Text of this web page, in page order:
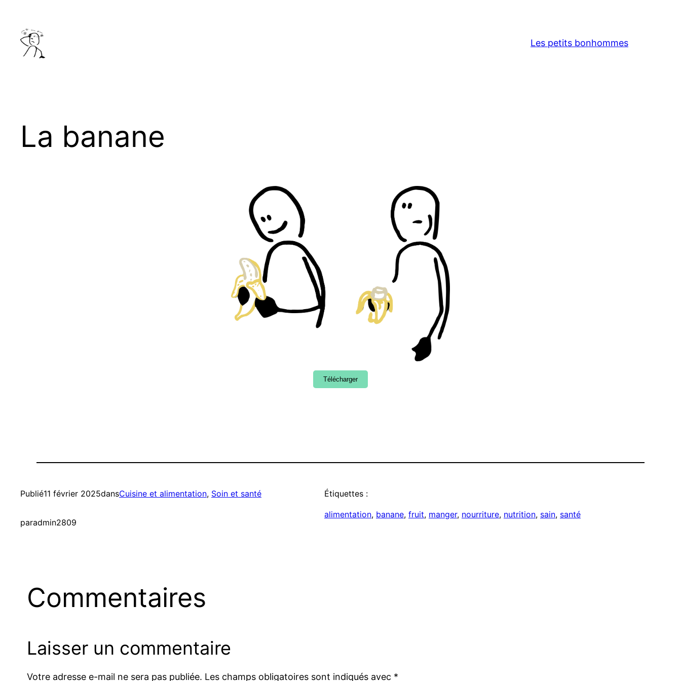
contenu
Les petits bonhommes
La banane
Télécharger
Publié11 février 2025dansCuisine et alimentation, Soin et santé
paradmin2809
Étiquettes :
alimentation, banane, fruit, manger, nourriture, nutrition, sain, santé
Commentaires
Laisser un commentaire
Votre adresse e-mail ne sera pas publiée. Les champs obligatoires sont indiqués avec *